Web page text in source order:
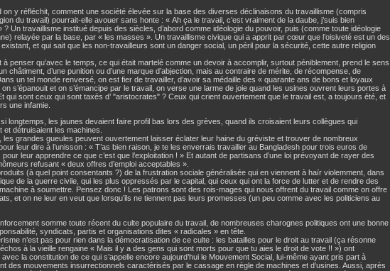
on y réfléchit, comment une société élevée sur la base des diverses déclinaisons du travaillisme (compris
du travail) pourrait-elle avouer sans honte : « Ah ça le travail, c’est vraiment de la daube, j’suis bien
? Un travaillisme institué depuis des siècles, d’abord comme idéologie du pouvoir, puis (comme toute idéologie
relayée par la base, par « les masses ». Un travaillisme civique qui a apprit par cœur que l’oisiveté est un des
et qui sait que les non-travailleurs sont un danger social, un péril pour la sécurité, cette autre religion
à penser qu’avec le temps, ce qui était martelé comme un devoir à accomplir, surtout péniblement, prend le sens
châtiment, d’une punition ou d’une marque d’abjection, mais au contraire de mérite, de récompense, de
un tel monde renversé, on est fier de travailler, d’avoir sa médaille des « quarante ans de bons et loyaux
s’épanouit et on s’émancipe par le travail, on verse une larme de joie quand les usines ouvrent leurs portes à
qui sont ceux qui sont taxés d’ "aristocrates" ? Ceux qui crient ouvertement que le travail est, a toujours été, et
une infamie.
si longtemps, les jaunes devaient faire profil bas lors des grèves, quand ils croisaient leurs collègues qui
et détruisaient les machines.
les grandes gueules peuvent ouvertement laisser éclater leur haine du gréviste et trouver de nombreux
leur dire à l’unisson : « T’as bien raison, je te les enverrais travailler au Bangladesh pour trois euros de
pour leur apprendre ce que c’est que l’exploitation ! » Et autant de partisans d’une loi prévoyant de rayer des
refusant « deux offres d’emploi acceptables ».
(à quel point consentants ?) de la frustration sociale généralisée qui en viennent à haïr violemment, dans
de la guerre civile, qui les plus oppressés par le capital, qui ceux qui ont la force de lutter et de rendre des
à soumettre. Pensez donc ! Les patrons sont des rois-mages qui nous offrent du travail comme on offre
et on ne leur en veut que lorsqu’ils ne tiennent pas leurs promesses (un peu comme avec les politiciens au
somme toute récent du culte populaire du travail, de nombreuses charognes politiques ont une bonne
syndicats, partis et organisations dites « radicales » en tête.
n’est pas pour rien dans la démocratisation de ce culte : les batailles pour le droit au travail (ça résonne
à la vieille rengaine « Mais il y a des gens qui sont morts pour que tu aies le droit de vote !! ») ont
la constitution de ce qui s’appelle encore aujourd’hui le Mouvement Social, lui-même ayant pris part à
des mouvements insurrectionnels caractérisés par le cassage en règle de machines et d’usines. Aussi, après